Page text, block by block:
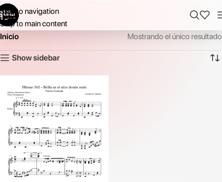
Skip to navigation
Skip to main content
Inicio
Mostrando el único resultado
Show sidebar